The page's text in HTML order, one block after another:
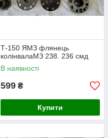
Т-150 ЯМЗ флянець
колінвалаМЗ 238. 236 смд
В наявності
599 ₴
Купити